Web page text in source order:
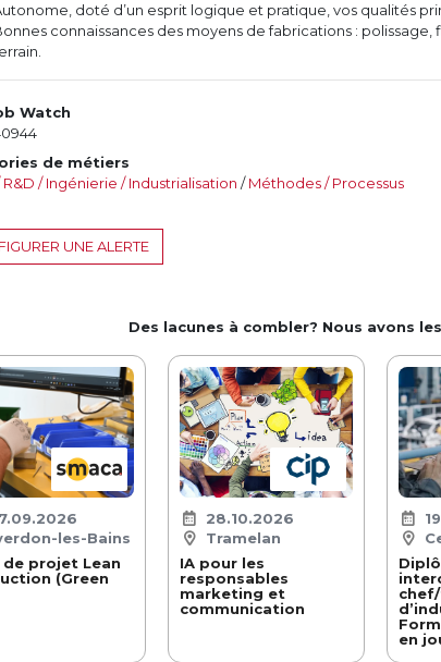
doté d’un esprit logique et pratique, vos qualités
connaissances des moyens de fabrications :
Watch
de métiers
/ Ingénierie / Industrialisation /Méthodes / Processus
UNE ALERTE
Des lacunes à combler? Nous avons
les-Bains
de projet Lean
(Green
28.10.2026
Tramelan
IA pour les
responsables
marketing et
communication
en